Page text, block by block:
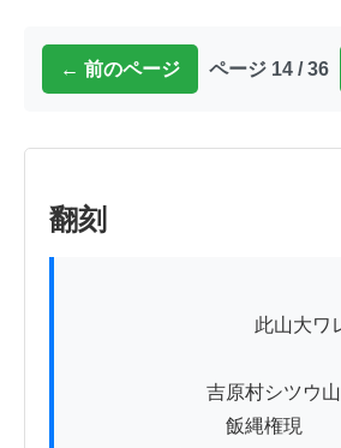
← 前のページ ページ 14 / 36
翻刻
吉原村シツウ山
飯縄権現